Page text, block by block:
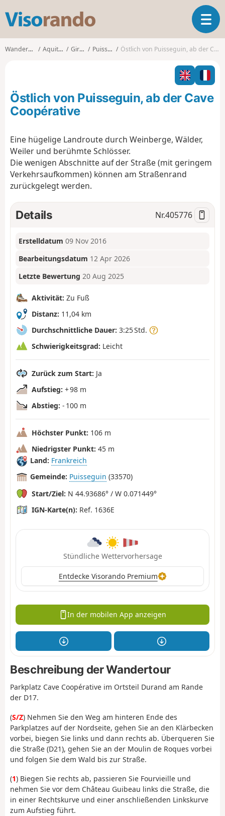
s
o
o
T
o
l
n
a
i
Wanderungen Aquitanien Gironde Puisseguin Östlich von Puisseguin, ab der Cave Coopérative
Östlich von Puisseguin, ab der Cave
Coopérative
Eine hügelige Landroute durch Weinberge, Wälder,
Weiler und berühmte Schlösser.
Die wenigen Abschnitte auf der Straße (mit geringem
Verkehrsaufkommen) können am Straßenrand
zurückgelegt werden.
Details Nr.405776
Erstelldatum 09 Nov 2016
Bearbeitungsdatum 12 Apr 2026
Letzte Bewertung 20 Aug 2025
Aktivität: Zu Fuß
Distanz: 11,04 km
Durchschnittliche Dauer: 3:25 Std.
Schwierigkeitsgrad: Leicht
Zurück zum Start: Ja
Aufstieg: + 98 m
Abstieg: - 100 m
Höchster Punkt: 106 m
Niedrigster Punkt: 45 m
Land: Frankreich
Gemeinde: Puisseguin (33570)
Start/Ziel: N 44.93686° / W 0.071449°
IGN-Karte(n): Ref. 1636E
Stündliche Wettervorhersage
Entdecke Visorando Premium
In der mobilen App anzeigen
Beschreibung der Wandertour
Parkplatz Cave Coopérative im Ortsteil Durand am Rande
der D17.
(S/Z) Nehmen Sie den Weg am hinteren Ende des
Parkplatzes auf der Nordseite, gehen Sie an den Klärbecken
vorbei, biegen Sie links und dann rechts ab. Überqueren Sie
die Straße (D21), gehen Sie an der Moulin de Roques vorbei
und folgen Sie dem Wald bis zur Straße.
(1) Biegen Sie rechts ab, passieren Sie Fourvieille und
nehmen Sie vor dem Château Guibeau links die Straße, die
in einer Rechtskurve und einer anschließenden Linkskurve
zum Aufstieg führt.